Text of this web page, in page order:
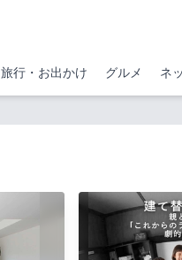
旅行・お出かけ グルメ ネ